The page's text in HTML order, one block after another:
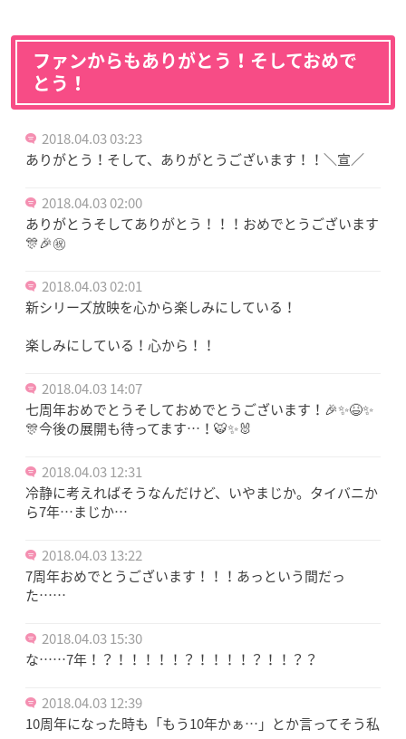
ファンからもありがとう！そしておめで
とう！
2018.04.03 03:23
ありがとう！そして、ありがとうございます！！＼宣／
2018.04.03 02:00
ありがとうそしてありがとう！！！おめでとうございます
🎊🎉㊗️
2018.04.03 02:01
新シリーズ放映を心から楽しみにしている！
楽しみにしている！心から！！
2018.04.03 14:07
七周年おめでとうそしておめでとうございます！🎉✨😆✨
🎊今後の展開も待ってます…！🐯✨🐰
2018.04.03 12:31
冷静に考えればそうなんだけど、いやまじか。タイバニか
ら7年…まじか…
2018.04.03 13:22
7周年おめでとうございます！！！あっという間だっ
た……
2018.04.03 15:30
な……7年！？！！！！！？！！！！？！！？？
2018.04.03 12:39
10周年になった時も「もう10年かぁ…」とか言ってそう私